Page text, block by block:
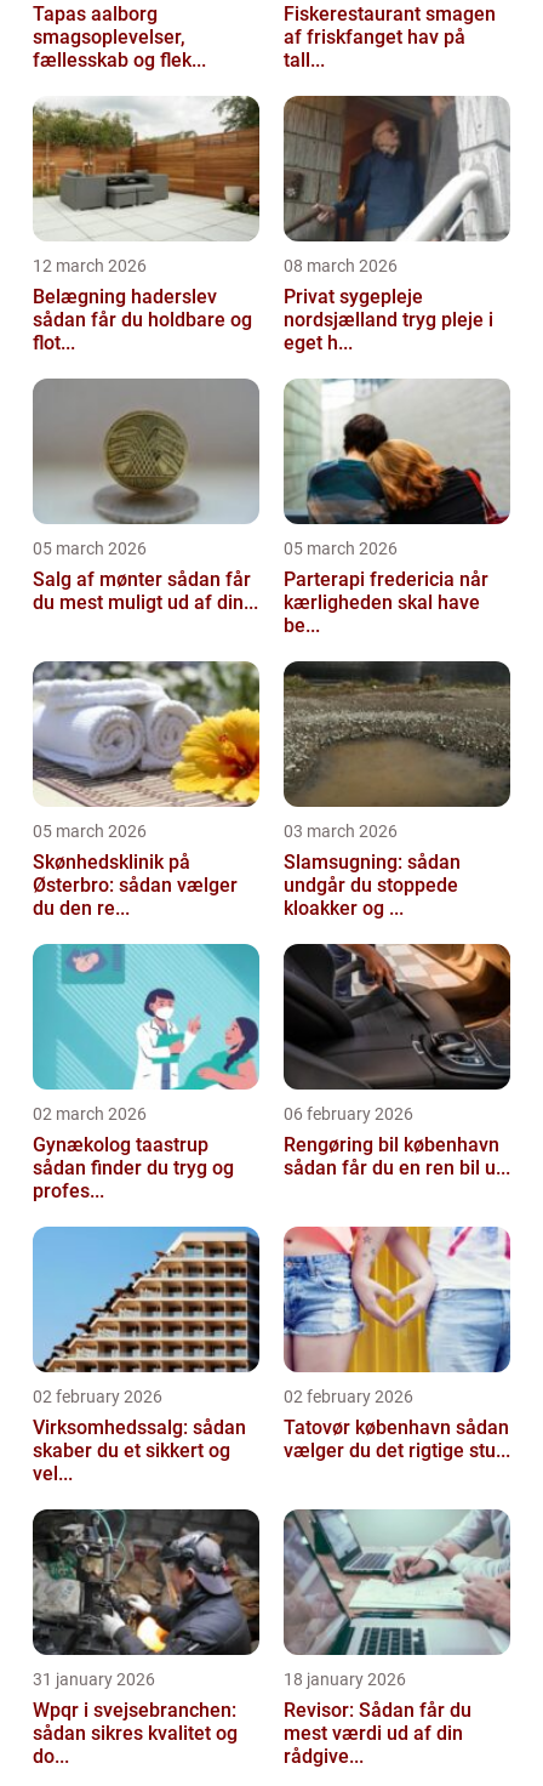
Tapas aalborg
smagsoplevelser,
fællesskab og flek...
Fiskerestaurant smagen
af friskfanget hav på
tall...
12 march 2026
Belægning haderslev
sådan får du holdbare og
flot...
08 march 2026
Privat sygepleje
nordsjælland tryg pleje i
eget h...
05 march 2026
Salg af mønter sådan får
du mest muligt ud af din...
05 march 2026
Parterapi fredericia når
kærligheden skal have
be...
05 march 2026
Skønhedsklinik på
Østerbro: sådan vælger
du den re...
03 march 2026
Slamsugning: sådan
undgår du stoppede
kloakker og ...
02 march 2026
Gynækolog taastrup
sådan finder du tryg og
profes...
06 february 2026
Rengøring bil københavn
sådan får du en ren bil u...
02 february 2026
Virksomhedssalg: sådan
skaber du et sikkert og
vel...
02 february 2026
Tatovør københavn sådan
vælger du det rigtige stu...
31 january 2026
Wpqr i svejsebranchen:
sådan sikres kvalitet og
do...
18 january 2026
Revisor: Sådan får du
mest værdi ud af din
rådgive...